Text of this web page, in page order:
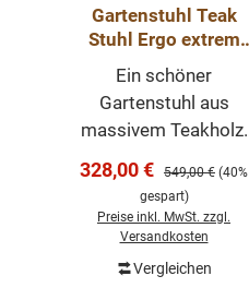
Gartenstuhl Teak
Stuhl Ergo extrem
Outdoor Möbel
Ein schöner
Gartenstuhl aus
massivem Teakholz.
witterrungsbeständig,
kann somit auch bei
Wind und Regen
draußen stehen. Der
Verkaufspreis:
328,00 € Regulärer Preis:
549,00 € (40%
gespart)
Preise inkl. MwSt. zzgl.
Versandkosten
Vergleichen
In den Warenkorb